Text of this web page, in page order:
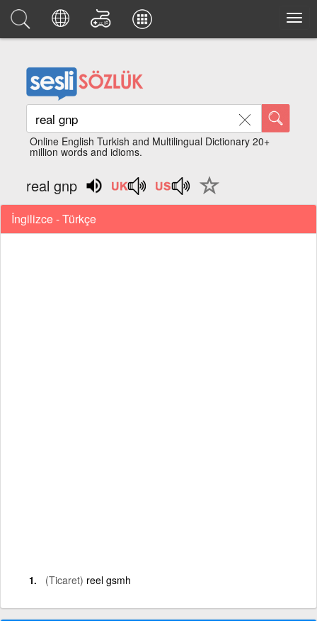
Online English Turkish and Multilingual Dictionary 20+
million words and idioms.
real gnp
İngilizce - Türkçe
(Ticaret) reel gsmh